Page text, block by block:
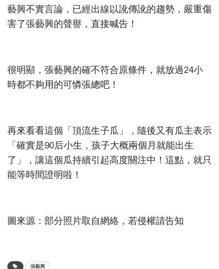
藝興不實言論，已經出線以訛傳訛的趨勢，嚴重傷
害了張藝興的聲譽，直接喊告！
很明顯，張藝興的確不符合原條件，就放過24小
時都不夠用的可憐張總吧！
再來看看這個「頂流生子瓜」，隨後又有瓜主表示
「確實是90后小生，孩子大概兩個月就能出生
了」，讓這個瓜持續引起高度關注中！這點，就只
能等時間證明啦！
圖來源：部分照片取自網絡，若侵權請告知
張藝興